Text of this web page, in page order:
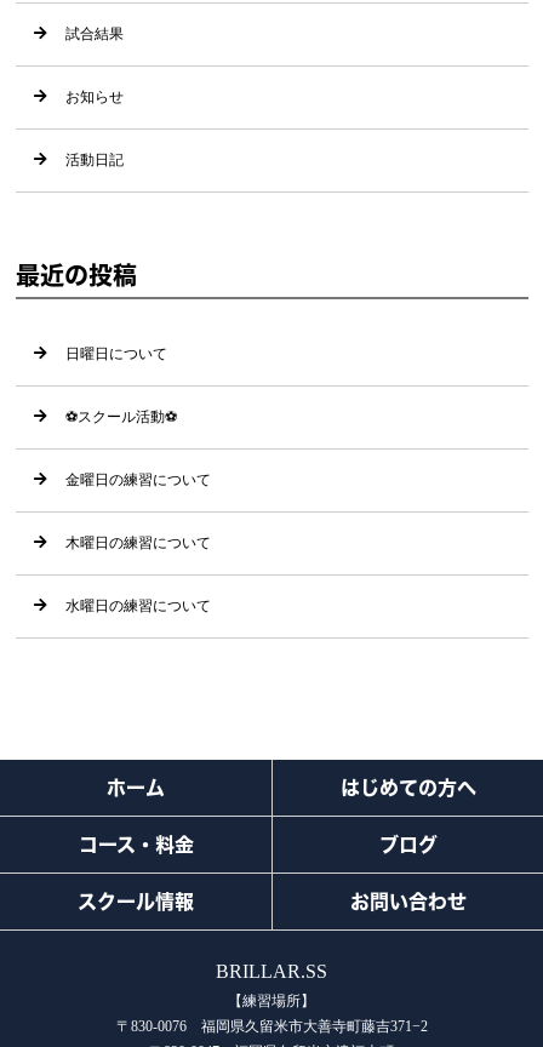
試合結果
お知らせ
活動日記
最近の投稿
日曜日について
⚽️スクール活動⚽️
金曜日の練習について
木曜日の練習について
水曜日の練習について
ホーム はじめての方へ
コース・料金 ブログ
スクール情報 お問い合わせ
BRILLAR.SS
【練習場所】
〒830-0076 福岡県久留米市大善寺町藤吉371−2